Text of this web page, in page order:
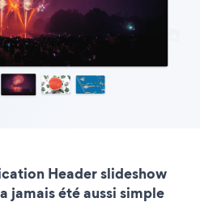
Header slideshow
jamais été aussi simple